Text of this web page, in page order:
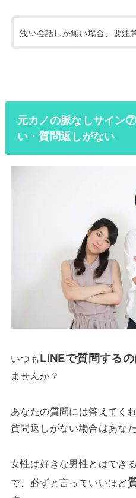
浅い会話しか無い場合、要注
元カノの脈なしサイン
い・質問返しがない
いつもLINEで質問する
ませんか？
あなたの質問には答えてく
質問返しがない場合はあな
女性は好きな男性とはでき
で、必ずと言っていいほど